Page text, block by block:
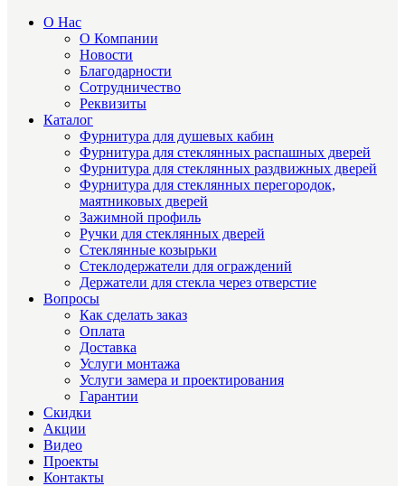
О Нас
О Компании
Новости
Благодарности
Сотрудничество
Реквизиты
Каталог
Фурнитура для душевых кабин
Фурнитура для стеклянных распашных дверей
Фурнитура для стеклянных раздвижных дверей
Фурнитура для стеклянных перегородок,
маятниковых дверей
Зажимной профиль
Ручки для стеклянных дверей
Стеклянные козырьки
Стеклодержатели для ограждений
Держатели для стекла через отверстие
Вопросы
Как сделать заказ
Оплата
Доставка
Услуги монтажа
Услуги замера и проектирования
Гарантии
Скидки
Акции
Видео
Проекты
Контакты